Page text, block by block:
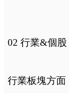
02 行業&個股
行業板塊方